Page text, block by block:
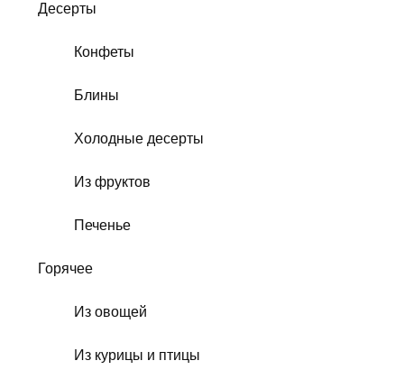
Десерты
Конфеты
Блины
Холодные десерты
Из фруктов
Печенье
Горячее
Из овощей
Из курицы и птицы